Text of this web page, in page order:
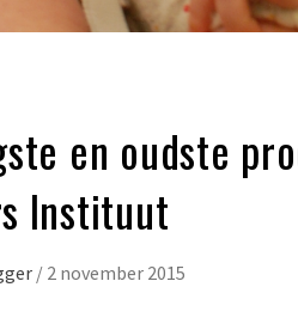
en oudste
Instituut
/ 2 november 2015